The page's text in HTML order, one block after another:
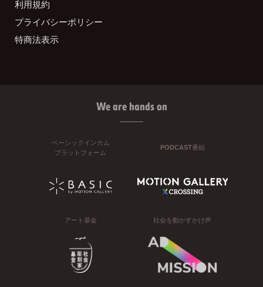
利用規約
プライバシーポリシー
特商法表示
We are hands on
ベーシックインカム
プラットフォーム
PODCAST番組
アート基金 社会を動かすかけ声